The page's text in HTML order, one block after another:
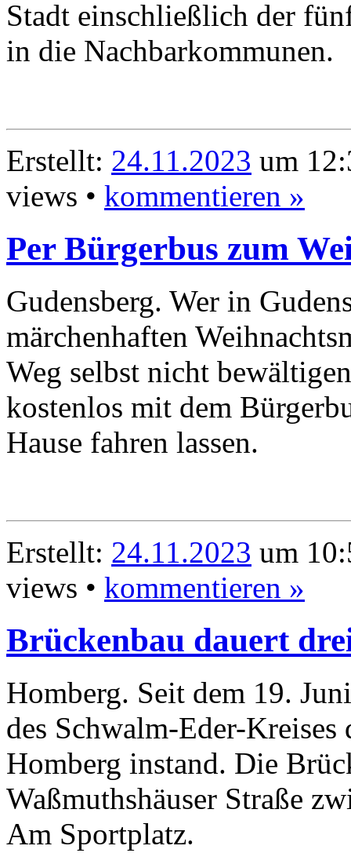
Stadt einschließlich der
in die Nachbarkommunen.
Erstellt: 24.11.2023 um
views • kommentieren »
Per Bürgerbus zum
Gudensberg. Wer in
märchenhaften
Weg selbst nicht
kostenlos mit dem
Hause fahren lassen.
Erstellt: 24.11.2023 um
views • kommentieren »
Brückenbau dauert
Homberg. Seit dem 19.
des Schwalm-Eder-
Homberg instand. Die
Waßmuthshäuser Straße
Am Sportplatz.